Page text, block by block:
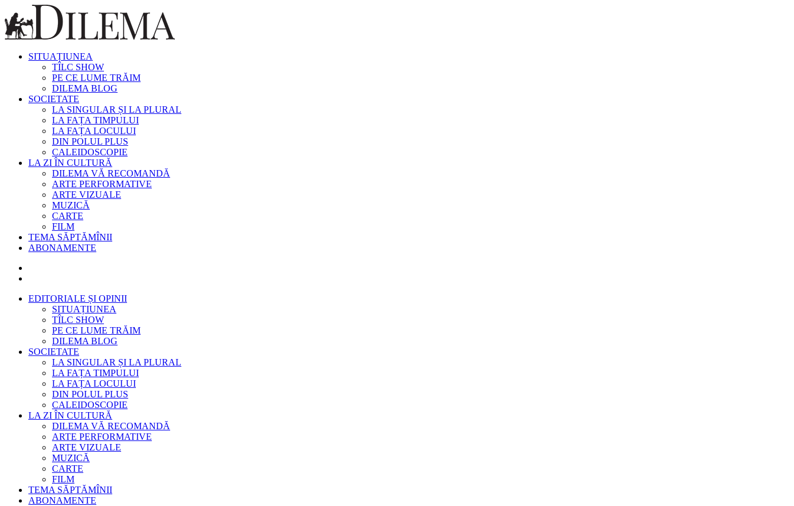
SITUAȚIUNEA
TÎLC SHOW
PE CE LUME TRĂIM
DILEMA BLOG
SOCIETATE
LA SINGULAR ȘI LA PLURAL
LA FAȚA TIMPULUI
LA FAȚA LOCULUI
DIN POLUL PLUS
CALEIDOSCOPIE
LA ZI ÎN CULTURĂ
DILEMA VĂ RECOMANDĂ
ARTE PERFORMATIVE
ARTE VIZUALE
MUZICĂ
CARTE
FILM
TEMA SĂPTĂMÎNII
ABONAMENTE
EDITORIALE ȘI OPINII
SITUAȚIUNEA
TÎLC SHOW
PE CE LUME TRĂIM
DILEMA BLOG
SOCIETATE
LA SINGULAR ȘI LA PLURAL
LA FAȚA TIMPULUI
LA FAȚA LOCULUI
DIN POLUL PLUS
CALEIDOSCOPIE
LA ZI ÎN CULTURĂ
DILEMA VĂ RECOMANDĂ
ARTE PERFORMATIVE
ARTE VIZUALE
MUZICĂ
CARTE
FILM
TEMA SĂPTĂMÎNII
ABONAMENTE